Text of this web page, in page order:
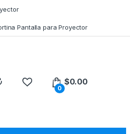
Pantalla para Proyector
0
$0.00